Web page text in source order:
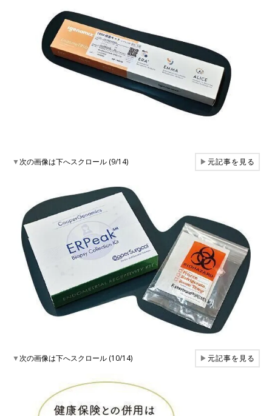
▼次の画像は下へスクロール (9/14) ▶元記事を見る
▼次の画像は下へスクロール (10/14) ▶元記事を見る